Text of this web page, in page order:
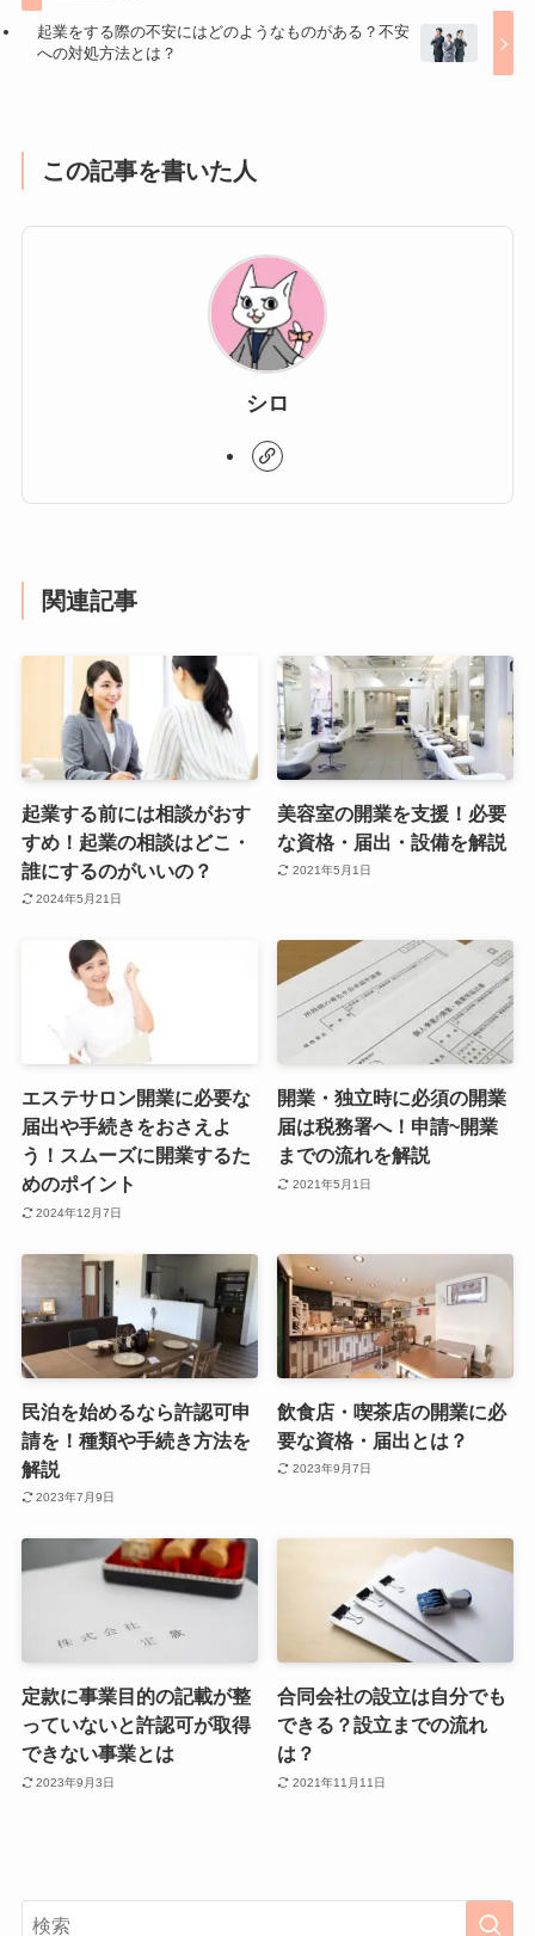
起業をする際の不安にはどのようなものがある？不安
への対処方法とは？
この記事を書いた人
シロ
関連記事
起業する前には相談がおす
すめ！起業の相談はどこ・
誰にするのがいいの？
2024年5月21日
美容室の開業を支援！必要
な資格・届出・設備を解説
2021年5月1日
エステサロン開業に必要な
届出や手続きをおさえよ
う！スムーズに開業するた
めのポイント
2024年12月7日
開業・独立時に必須の開業
届は税務署へ！申請~開業
までの流れを解説
2021年5月1日
民泊を始めるなら許認可申
請を！種類や手続き方法を
解説
2023年7月9日
飲食店・喫茶店の開業に必
要な資格・届出とは？
2023年9月7日
定款に事業目的の記載が整
っていないと許認可が取得
できない事業とは
2023年9月3日
合同会社の設立は自分でも
できる？設立までの流れ
は？
2021年11月11日